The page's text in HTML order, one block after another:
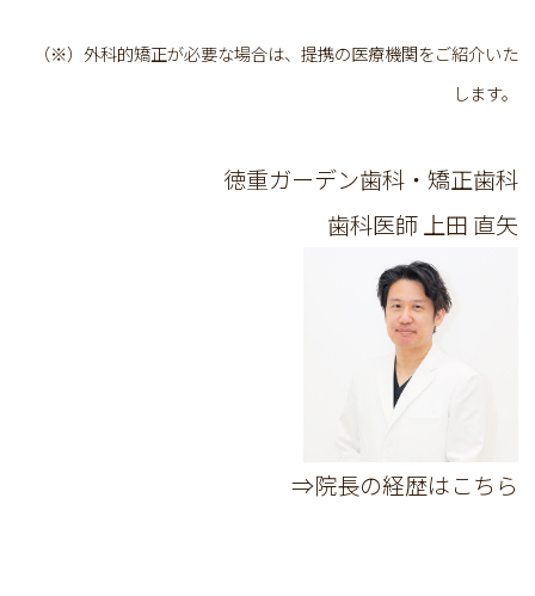
（※）外科的矯正が必要な場合は、提携の医療機関をご紹介いた
します。
徳重ガーデン歯科・矯正歯科
歯科医師上田 直矢
⇒院長の経歴はこちら